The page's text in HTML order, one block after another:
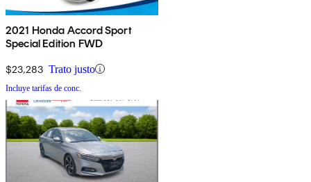
2021 Honda Accord Sport
Special Edition FWD
$23,283 Trato justo
Incluye tarifas de conc.